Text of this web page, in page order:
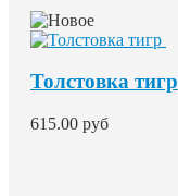
Толстовка тигр
615.00 руб